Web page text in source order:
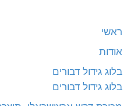
ראשי
אודות
בלוג גידול דבורים
בלוג גידול דבורים